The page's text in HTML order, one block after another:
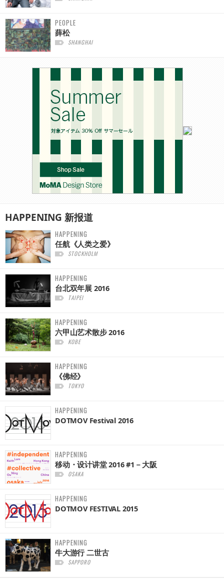
PEOPLE
薛松
SHANGHAI
HAPPENING 新报道
HAPPENING
任航《人类之爱》
STOCKHOLM
HAPPENING
台北双年展 2016
TAIPEI
HAPPENING
六甲山艺术散步 2016
KOBE
HAPPENING
《佛经》
TOKYO
HAPPENING
DOTMOV Festival 2016
HAPPENING
移动・设计讲堂 2016 #1－大阪
OSAKA
HAPPENING
DOTMOV FESTIVAL 2015
HAPPENING
牛大游行 二世古
SAPPORO